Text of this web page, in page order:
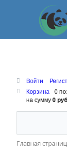
Войти
Корзина
0
на сумму0 руб
Главная